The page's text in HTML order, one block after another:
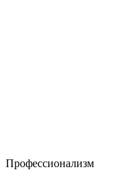
Профессионализм